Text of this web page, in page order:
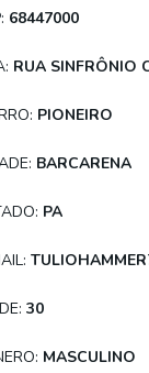
68447000
RUA SINFRÔNIO
PIONEIRO
BARCARENA
PA
30
MASCULINO